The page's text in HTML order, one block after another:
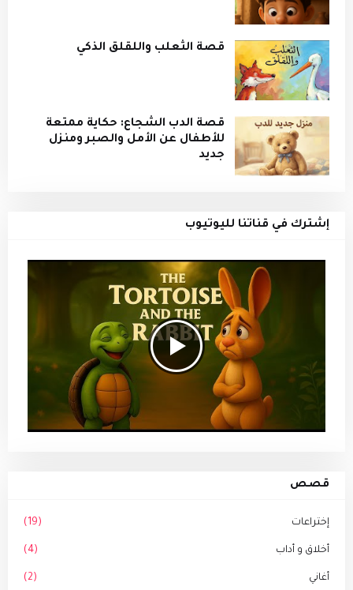
قصة الثعلب واللقلق الذكي
قصة الدب الشجاع: حكاية ممتعة
للأطفال عن الأمل والصبر ومنزل
جديد
إشترك في قناتنا لليوتيوب
قصص
إختراعات (19)
أخلاق و أداب (4)
أغاني (2)